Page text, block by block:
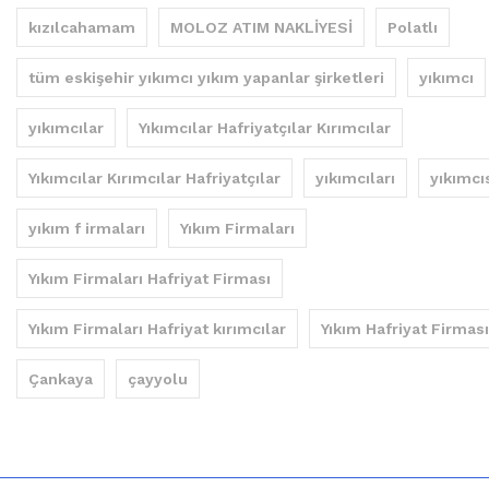
kızılcahamam MOLOZ ATIM NAKLİYESİ Polatlı
tüm eskişehir yıkımcı yıkım yapanlar şirketleri yıkımcı
yıkımcılar Yıkımcılar Hafriyatçılar Kırımcılar
Yıkımcılar Kırımcılar Hafriyatçılar yıkımcıları
yıkım f irmaları Yıkım Firmaları
Yıkım Firmaları Hafriyat Firması
Yıkım Firmaları Hafriyat kırımcılar Yıkım Hafriyat Firması
Çankaya çayyolu